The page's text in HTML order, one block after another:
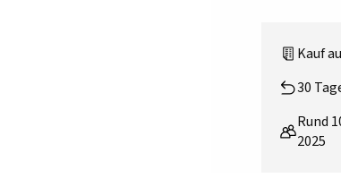
Kauf
30
Rund
2025